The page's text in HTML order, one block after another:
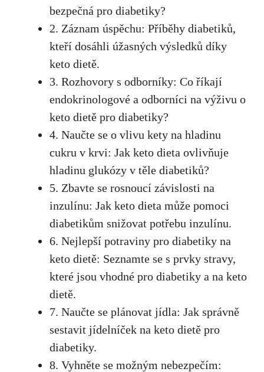
bezpečná pro​ diabetiky?
2. Záznam úspěchu: Příběhy⁣ diabetiků,
kteří⁢ dosáhli úžasných ‌výsledků díky
keto dietě.
3. Rozhovory s odborníky: Co‌ říkají
endokrinologové a odborníci na výživu⁢ o
keto dietě pro diabetiky?
4. Naučte‌ se o vlivu kety na hladinu
cukru v krvi: Jak keto dieta ovlivňuje
hladinu glukózy v těle diabetiků?
5. ⁤Zbavte se rosnoucí závislosti na
inzulínu: Jak keto dieta může pomoci
diabetikům snižovat potřebu inzulínu.
6. Nejlepší potraviny pro diabetiky na
keto dietě: Seznamte se s prvky stravy,
které jsou vhodné pro diabetiky a na ⁣keto
dietě.
7. Naučte se plánovat jídla: Jak správně
sestavit jídelníček‌ na keto dietě pro
diabetiky.
8. Vyhněte se možným nebezpečím: